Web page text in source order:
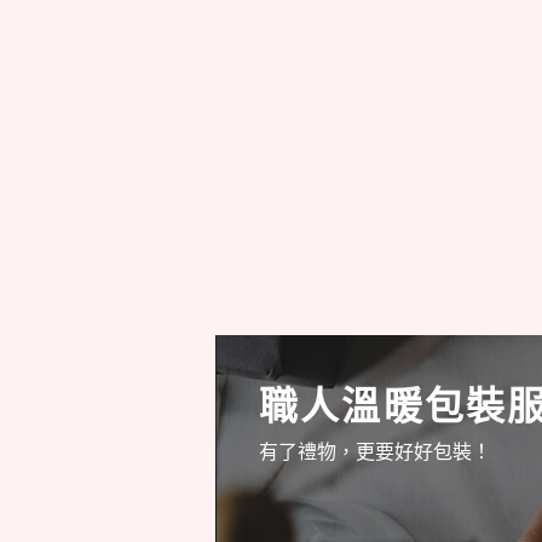
職人溫暖包裝
有了禮物，更要好好包裝！